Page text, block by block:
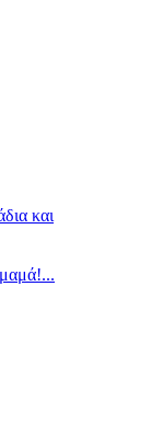
και
μαμά!...